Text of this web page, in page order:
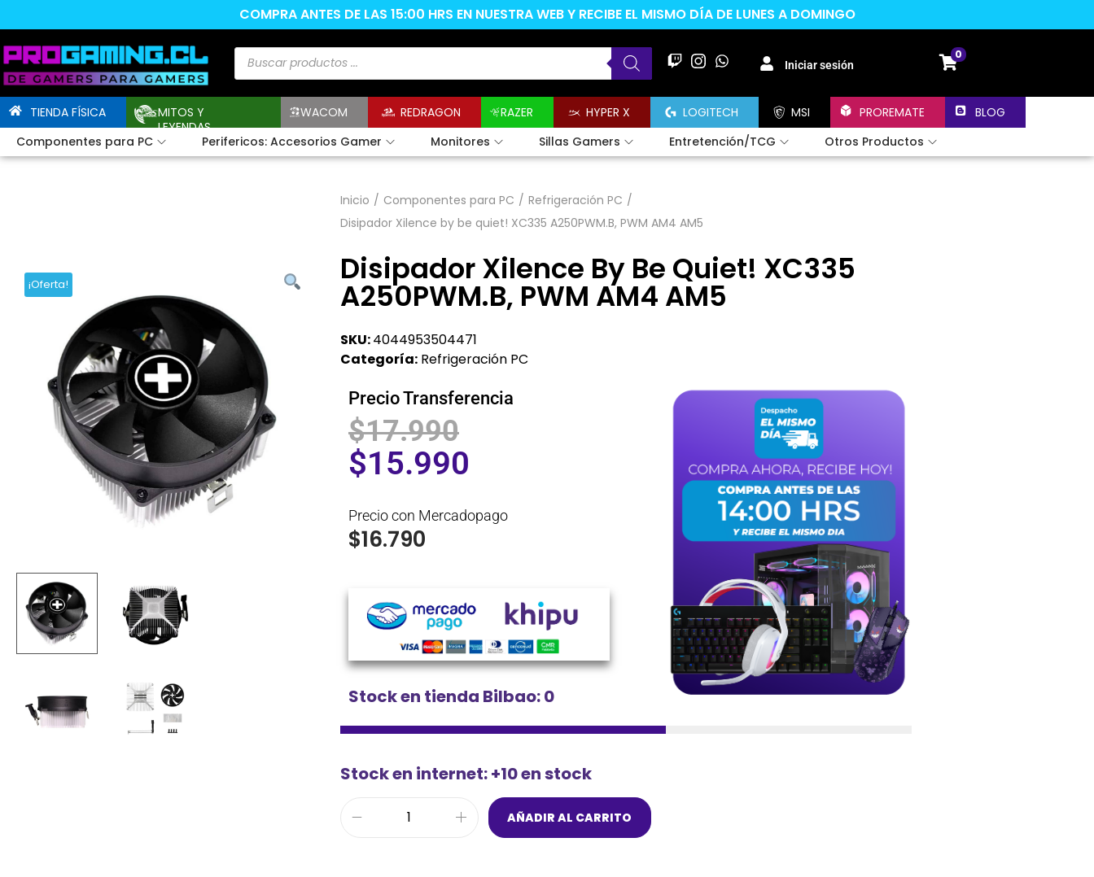
COMPRA ANTES DE LAS 15:00 HRS EN NUESTRA WEB Y RECIBE EL MISMO DÍA DE LUNES A DOMINGO
Iniciar sesión
0
TIENDA FÍSICA
MITOS Y
LEYENDAS
WACOM REDRAGON RAZER HYPER X LOGITECH MSI PROREMATE
BLOG
Componentes para PC
Perifericos: Accesorios Gamer Monitores Sillas Gamers Entretención/TCG Otros Productos
¡Oferta!
Inicio / Componentes para PC / Refrigeración PC /
Disipador Xilence by be quiet! XC335 A250PWM.B, PWM AM4 AM5
Disipador Xilence By Be Quiet! XC335
A250PWM.B, PWM AM4 AM5
SKU:4044953504471
Categoría: Refrigeración PC
Precio Transferencia
$17.990
$15.990
Precio con Mercadopago
$16.790
Stock en tienda Bilbao: 0
Stock en internet: +10 en stock
AÑADIR AL CARRITO